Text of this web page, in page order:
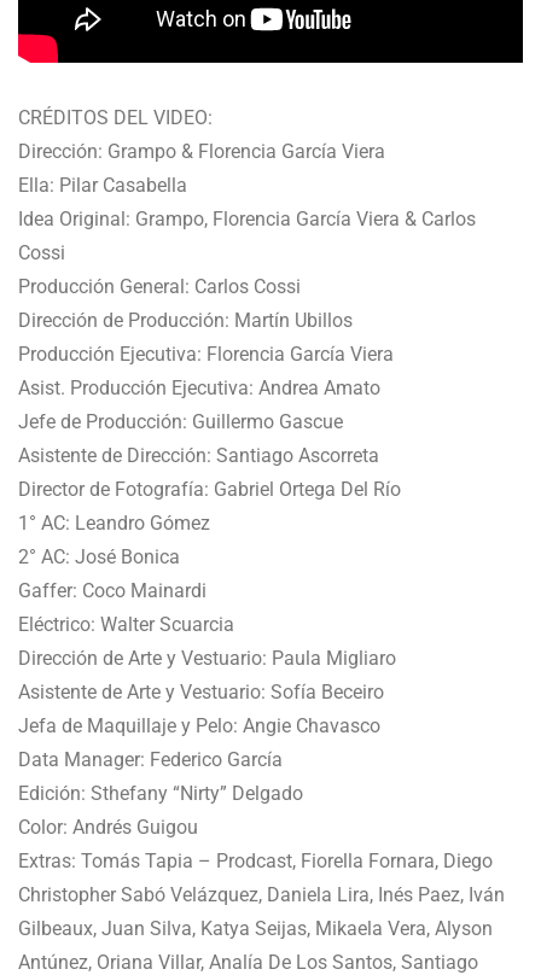
CRÉDITOS DEL VIDEO:
Dirección: Grampo & Florencia García Viera
Ella: Pilar Casabella
Idea Original: Grampo, Florencia García Viera & Carlos
Cossi
Producción General: Carlos Cossi
Dirección de Producción: Martín Ubillos
Producción Ejecutiva: Florencia García Viera
Asist. Producción Ejecutiva: Andrea Amato
Jefe de Producción: Guillermo Gascue
Asistente de Dirección: Santiago Ascorreta
Director de Fotografía: Gabriel Ortega Del Río
1° AC: Leandro Gómez
2° AC: José Bonica
Gaffer: Coco Mainardi
Eléctrico: Walter Scuarcia
Dirección de Arte y Vestuario: Paula Migliaro
Asistente de Arte y Vestuario: Sofía Beceiro
Jefa de Maquillaje y Pelo: Angie Chavasco
Data Manager: Federico García
Edición: Sthefany “Nirty” Delgado
Color: Andrés Guigou
Extras: Tomás Tapia – Prodcast, Fiorella Fornara, Diego
Christopher Sabó Velázquez, Daniela Lira, Inés Paez, Iván
Gilbeaux, Juan Silva, Katya Seijas, Mikaela Vera, Alyson
Antúnez, Oriana Villar, Analía De Los Santos, Santiago